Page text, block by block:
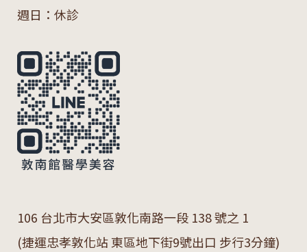
週日：休診
106 台北市大安區敦化南路一段 138 號之 1
(捷運忠孝敦化站 東區地下街9號出口 步行3分鐘)